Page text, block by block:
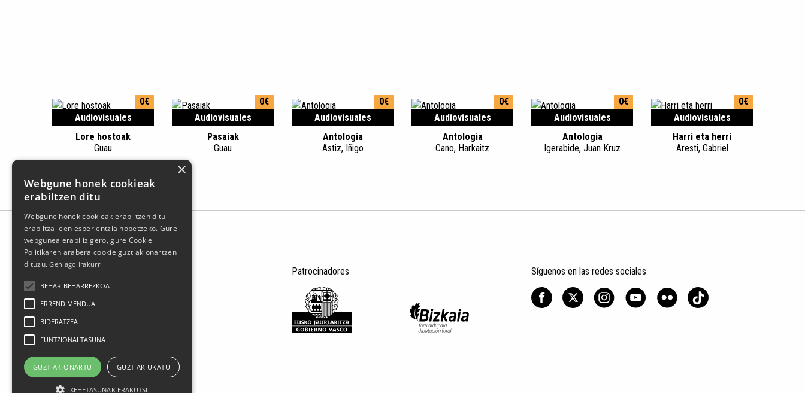
Audiovisuales
0€
Lore hostoak
Guau
Audiovisuales
0€
Pasaiak
Guau
Audiovisuales
0€
Antologia
Astiz, Iñigo
Audiovisuales
0€
Antologia
Cano, Harkaitz
Audiovisuales
0€
Antologia
Igerabide, Juan Kruz
Audiovisuales
0€
Harri eta herri
Aresti, Gabriel
Larrasoloeta, 3 48200 Durango
gerediaga@durangokoazoka.eus
Patrocinadores Síguenos en las redes sociales
×
Webgune honek cookieak
erabiltzen ditu
Webgune honek cookieak erabiltzen ditu
erabiltzaileen esperientzia hobetzeko. Gure
webgunea erabiliz gero, gure Cookie
Politikaren arabera cookie guztiak onartzen
dituzu.Gehiago irakurri
BEHAR-BEHARREZKOA
ERRENDIMENDUA
BIDERATZEA
FUNTZIONALTASUNA
GUZTIAK ONARTU GUZTIAK UKATU
XEHETASUNAK ERAKUTSI